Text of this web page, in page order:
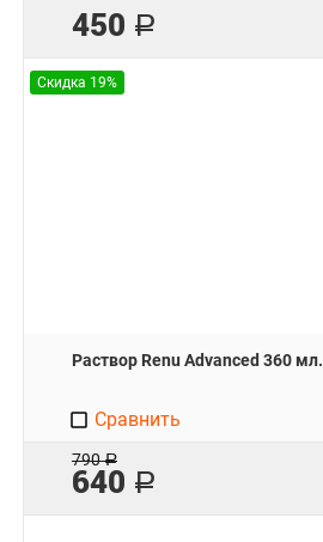
450 Р
Скидка 19%
Раствор Renu Advanced 360 мл.
790 Р
640 Р
Сравнить